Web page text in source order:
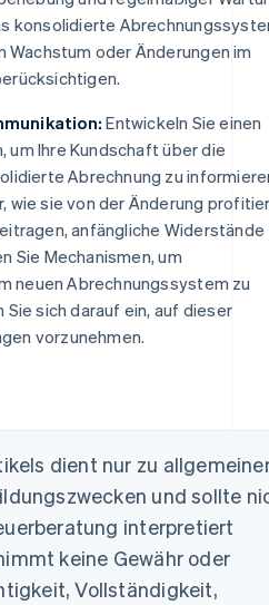
konsolidierte
Wachstum oder Änderungen im
Entwickeln Sie einen
um Ihre Kundschaft über die
Abrechnung zu
wie sie von der Änderung
anfängliche Widerstände
Sie Mechanismen, um
neuen Abrechnungssystem zu
Sie sich darauf ein, auf dieser
vorzunehmen.
dient nur zu
und sollte
interpretiert
keine Gewähr oder
Vollständigkeit,
English